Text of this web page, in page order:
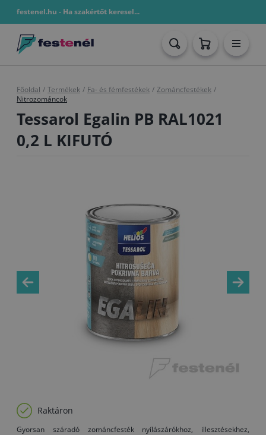
festenel.hu - Ha szakértőt keresel...
Főoldal / Termékek / Fa- és fémfestékek / Zománcfestékek /
Nitrozománcok
Tessarol Egalin PB RAL1021
0,2 L KIFUTÓ
Raktáron
Gyorsan száradó zománcfesték nyílászárókhoz, illesztésekhez,